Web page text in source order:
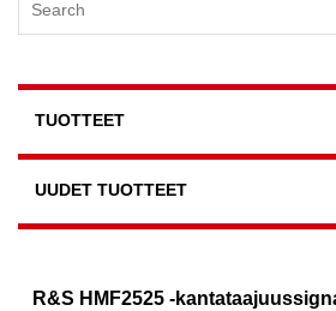
TUOTTEET
UUDET TUOTTEET
R&S HMF2525 -